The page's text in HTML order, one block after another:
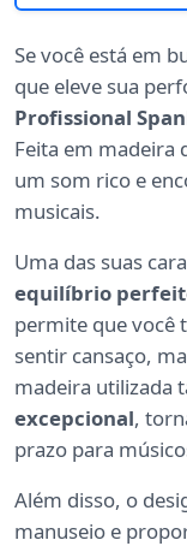
Se você está em
que eleve sua
Profissional
Feita em madeira
um som rico e
musicais.
Uma das suas
equilíbrio
permite que você
sentir cansaço,
madeira utilizada
excepcional,
prazo para
Além disso, o
manuseio e